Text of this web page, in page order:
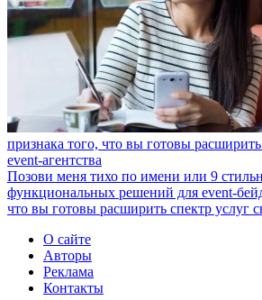
признака того, что вы готовы расширить
event-агентства
Позови меня тихо по имени или 9
функциональных решений для event-
что вы готовы расширить спектр услуг
О сайте
Авторы
Реклама
Контакты